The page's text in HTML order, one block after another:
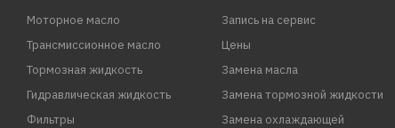
Моторное масло
Трансмиссионное масло
Тормозная жидкость
Гидравлическая жидкость
Фильтры
Запись на сервис
Цены
Замена масла
Замена тормозной жидкости
Замена охлаждающей